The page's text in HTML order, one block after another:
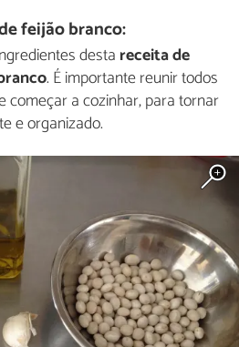
feijão branco:
desta receita de
. É importante reunir todos
começar a cozinhar, para tornar
e organizado.